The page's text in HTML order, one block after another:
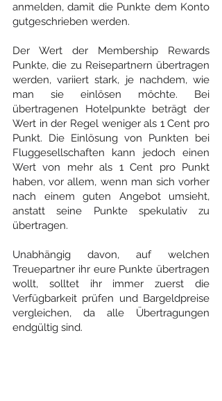
anmelden, damit die Punkte dem Konto
gutgeschrieben werden.
Der Wert der Membership Rewards
Punkte, die zu Reisepartnern übertragen
werden, variiert stark, je nachdem, wie
man sie einlösen möchte. Bei
übertragenen Hotelpunkte beträgt der
Wert in der Regel weniger als 1 Cent pro
Punkt. Die Einlösung von Punkten bei
Fluggesellschaften kann jedoch einen
Wert von mehr als 1 Cent pro Punkt
haben, vor allem, wenn man sich vorher
nach einem guten Angebot umsieht,
anstatt seine Punkte spekulativ zu
übertragen.
Unabhängig davon, auf welchen
Treuepartner ihr eure Punkte übertragen
wollt, solltet ihr immer zuerst die
Verfügbarkeit prüfen und Bargeldpreise
vergleichen, da alle Übertragungen
endgültig sind.